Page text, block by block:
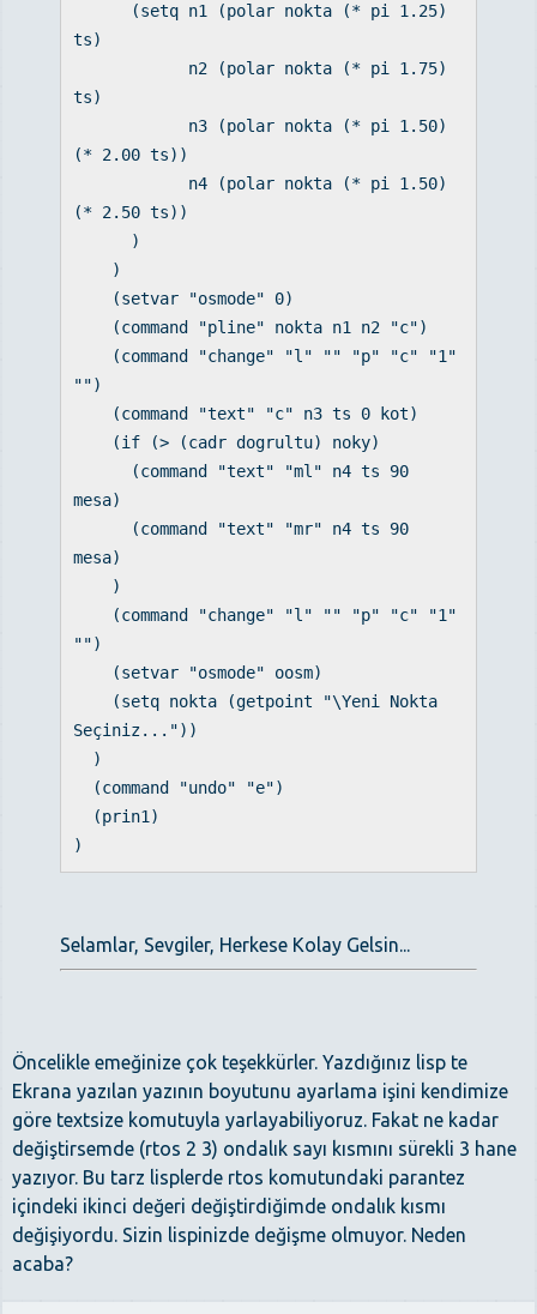
(setq n1 (polar nokta (* pi 1.25)
ts)
n2 (polar nokta (* pi 1.75)
ts)
n3 (polar nokta (* pi 1.50)
(* 2.00 ts))
n4 (polar nokta (* pi 1.50)
(* 2.50 ts))
)
)
(setvar "osmode" 0)
(command "pline" nokta n1 n2 "c")
(command "change" "l" "" "p" "c" "1"
"")
(command "text" "c" n3 ts 0 kot)
(if (> (cadr dogrultu) noky)
(command "text" "ml" n4 ts 90
mesa)
(command "text" "mr" n4 ts 90
mesa)
)
(command "change" "l" "" "p" "c" "1"
"")
(setvar "osmode" oosm)
(setq nokta (getpoint "\Yeni Nokta
Seçiniz..."))
)
(command "undo" "e")
(prin1)
)
Selamlar, Sevgiler, Herkese Kolay Gelsin...
Öncelikle emeğinize çok teşekkürler. Yazdığınız lisp te
Ekrana yazılan yazının boyutunu ayarlama işini kendimize
göre textsize komutuyla yarlayabiliyoruz. Fakat ne kadar
değiştirsemde (rtos 2 3) ondalık sayı kısmını sürekli 3 hane
yazıyor. Bu tarz lisplerde rtos komutundaki parantez
içindeki ikinci değeri değiştirdiğimde ondalık kısmı
değişiyordu. Sizin lispinizde değişme olmuyor. Neden
acaba?